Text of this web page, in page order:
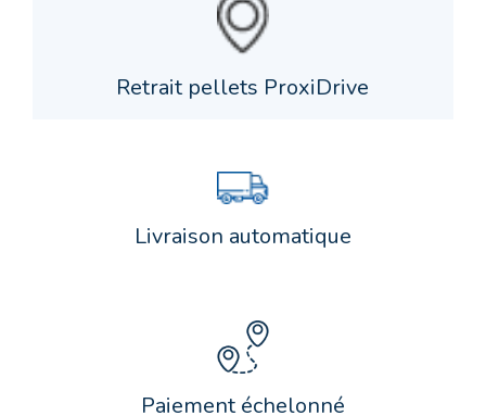
Retrait pellets ProxiDrive
Livraison automatique
Paiement échelonné